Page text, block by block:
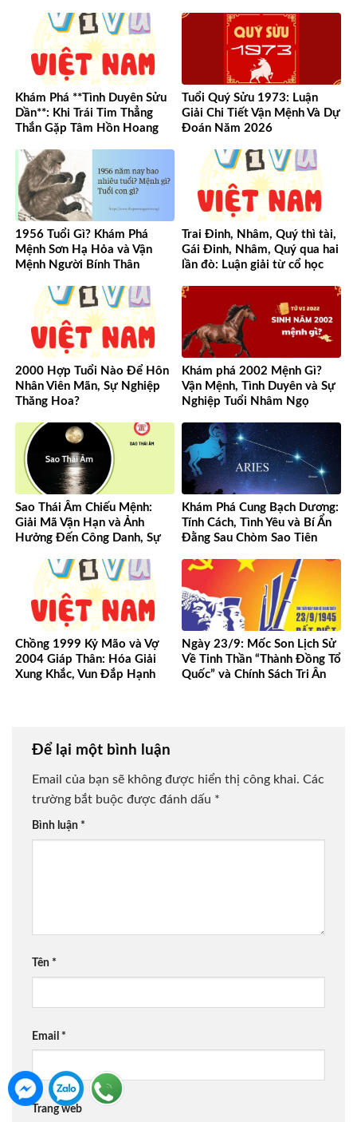
Khám Phá **Tình Duyên Sửu
Dần**: Khi Trái Tim Thẳng
Thắn Gặp Tâm Hồn Hoang
Tuổi Quý Sửu 1973: Luận
Giải Chi Tiết Vận Mệnh Và Dự
Đoán Năm 2026
1956 Tuổi Gì? Khám Phá
Mệnh Sơn Hạ Hỏa và Vận
Mệnh Người Bính Thân
Trai Đinh, Nhâm, Quý thì tài,
Gái Đinh, Nhâm, Quý qua hai
lần đò: Luận giải từ cổ học
2000 Hợp Tuổi Nào Để Hôn
Nhân Viên Mãn, Sự Nghiệp
Thăng Hoa?
Khám phá 2002 Mệnh Gì?
Vận Mệnh, Tình Duyên và Sự
Nghiệp Tuổi Nhâm Ngọ
Sao Thái Âm Chiếu Mệnh:
Giải Mã Vận Hạn và Ảnh
Hưởng Đến Công Danh, Sự
Khám Phá Cung Bạch Dương:
Tính Cách, Tình Yêu và Bí Ẩn
Đằng Sau Chòm Sao Tiên
Chồng 1999 Kỷ Mão và Vợ
2004 Giáp Thân: Hóa Giải
Xung Khắc, Vun Đắp Hạnh
Ngày 23/9: Mốc Son Lịch Sử
Về Tinh Thần “Thành Đồng Tổ
Quốc” và Chính Sách Tri Ân
Để lại một bình luận
Email của bạn sẽ không được hiển thị công khai. Các
trường bắt buộc được đánh dấu *
Bình luận *
Tên *
Email *
Trang web